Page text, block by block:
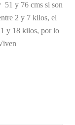
51 y 76 cms si son
2 y 7 kilos, el
y 18 kilos, por lo